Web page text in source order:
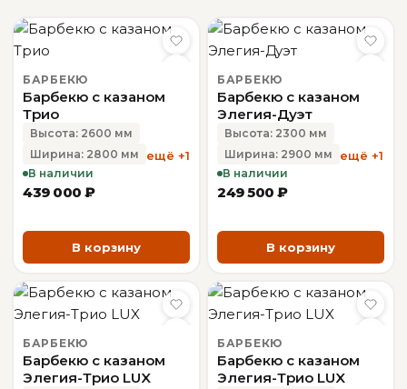
БАРБЕКЮ
Барбекю с казаном
Трио
Высота: 2600 мм
Ширина: 2800 мм
ещё +1
В наличии
439 000 ₽
В корзину
БАРБЕКЮ
Барбекю с казаном
Элегия-Дуэт
Высота: 2300 мм
Ширина: 2900 мм
ещё +1
В наличии
249 500 ₽
В корзину
БАРБЕКЮ
Барбекю с казаном
Элегия-Трио LUX
БАРБЕКЮ
Барбекю с казаном
Элегия-Трио LUX